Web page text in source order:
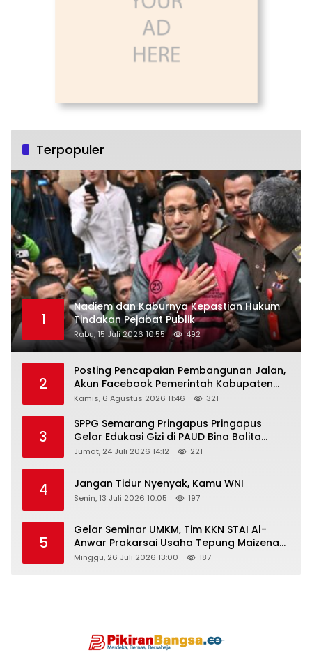
Terpopuler
1
Nadiem dan Kaburnya Kepastian Hukum
Tindakan Pejabat Publik
Rabu, 15 Juli 2026 10:55 492
2
Posting Pencapaian Pembangunan Jalan,
Akun Facebook Pemerintah Kabupaten
Rembang “Dirujak” Warganet
Kamis, 6 Agustus 2026 11:46 321
3
SPPG Semarang Pringapus Pringapus
Gelar Edukasi Gizi di PAUD Bina Balita
Peringati Hari Anak Nasional 2026
Jumat, 24 Juli 2026 14:12 221
4 Jangan Tidur Nyenyak, Kamu WNI
Senin, 13 Juli 2026 10:05 197
5
Gelar Seminar UMKM, Tim KKN STAI Al-
Anwar Prakarsai Usaha Tepung Maizena
di Logung
Minggu, 26 Juli 2026 13:00 187